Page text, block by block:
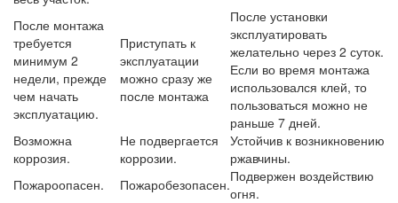
После монтажа
требуется
минимум 2
недели, прежде
чем начать
эксплуатацию.
Приступать к
эксплуатации
можно сразу же
после монтажа
После установки
эксплуатировать
желательно через 2 суток.
Если во время монтажа
использовался клей, то
пользоваться можно не
раньше 7 дней.
Возможна
коррозия.
Не подвергается
коррозии.
Устойчив к возникновению
ржавчины.
Пожароопасен.
Пожаробезопасен.Подвержен воздействию
огня.